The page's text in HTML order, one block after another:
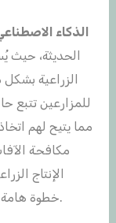
الذكاء
الحديثة، حيث
الزراعية
للمزارعين تتبع
مما يتيح لهم
مكافحة
الإنتاج
خطوةفي القطاع الزراعي.